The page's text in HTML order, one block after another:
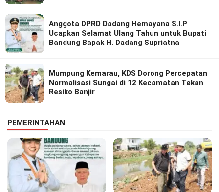
Anggota DPRD Dadang Hemayana S.I.P
Ucapkan Selamat Ulang Tahun untuk Bupati
Bandung Bapak H. Dadang Supriatna
Mumpung Kemarau, KDS Dorong Percepatan
Normalisasi Sungai di 12 Kecamatan Tekan
Resiko Banjir
PEMERINTAHAN